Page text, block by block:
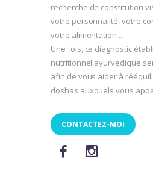
recherche de constitution
votre personnalité, votre
votre alimentation ...
Une fois, ce diagnostic
nutritionnel ayurvedique
afin de vous aider à
doshas auxquels vous
CONTACTEZ-MOI